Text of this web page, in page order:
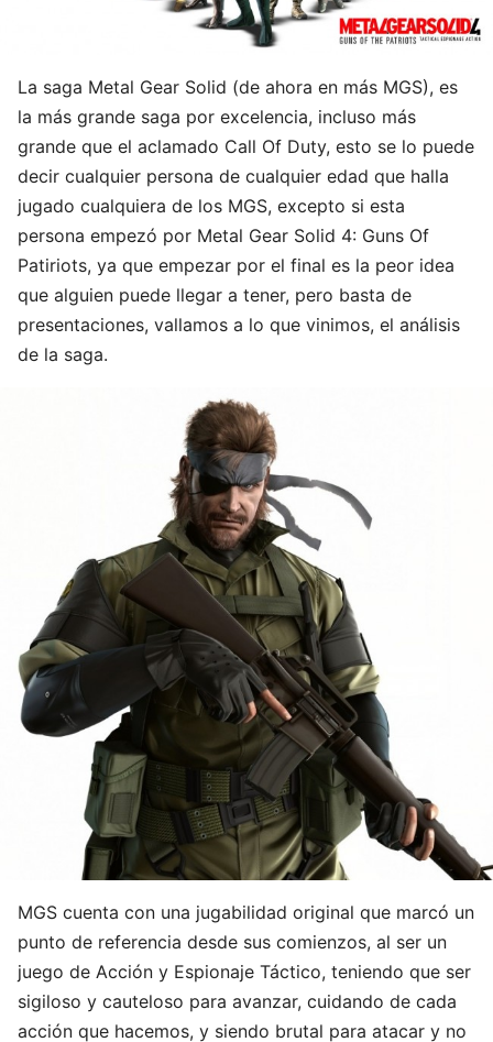
La saga Metal Gear Solid (de ahora en más MGS), es
la más grande saga por excelencia, incluso más
grande que el aclamado Call Of Duty, esto se lo puede
decir cualquier persona de cualquier edad que halla
jugado cualquiera de los MGS, excepto si esta
persona empezó por Metal Gear Solid 4: Guns Of
Patiriots, ya que empezar por el final es la peor idea
que alguien puede llegar a tener, pero basta de
presentaciones, vallamos a lo que vinimos, el análisis
de la saga.
MGS cuenta con una jugabilidad original que marcó un
punto de referencia desde sus comienzos, al ser un
juego de Acción y Espionaje Táctico, teniendo que ser
sigiloso y cauteloso para avanzar, cuidando de cada
acción que hacemos, y siendo brutal para atacar y no